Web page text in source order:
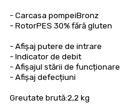
- Carcasa pompeiBronz
- RotorPES 30% fără gluten
- Afișaj putere de intrare
- Indicator de debit
- Afișajul stării de funcționare
- Afișaj defecțiuni
Greutate brută:2,2 kg